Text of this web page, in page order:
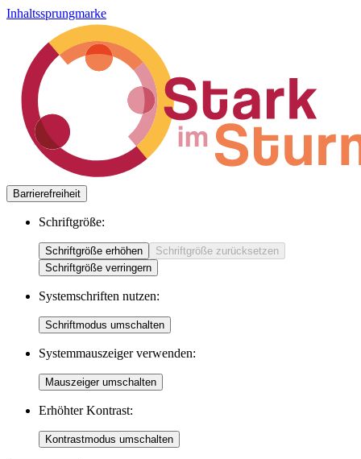
Inhaltssprungmarke
Barrierefreiheit
Schriftgröße:
Schriftgröße erhöhen
Schriftgröße zurücksetzen
Schriftgröße verringern
Systemschriften nutzen:
Schriftmodus umschalten
Systemmauszeiger verwenden:
Mauszeiger umschalten
Erhöhter Kontrast:
Kontrastmodus umschalten